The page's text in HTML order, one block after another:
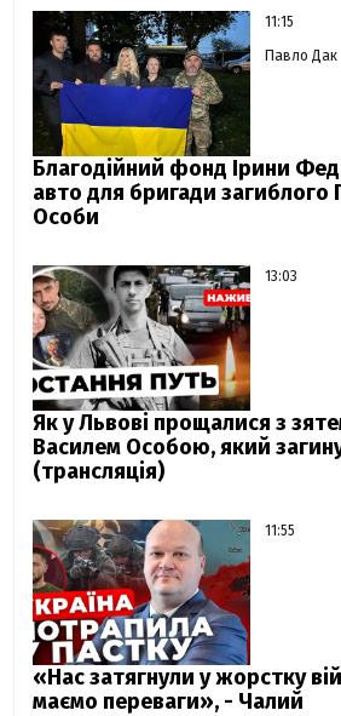
11:15
Павло Дак
Благодійний фонд Ірини
авто для бригади загиблого
Особи
13:03
Як у Львові прощалися з
Василем Особою, який
(трансляція)
11:55
«Нас затягнули у жорстку
маємо переваги», - Чалий